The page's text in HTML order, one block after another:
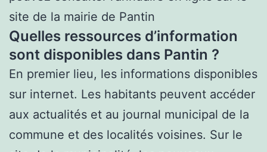
site de la mairie de Pantin
Quelles ressources d’information
sont disponibles dans Pantin ?
En premier lieu, les informations disponibles
sur internet. Les habitants peuvent accéder
aux actualités et au journal municipal de la
commune et des localités voisines. Sur le